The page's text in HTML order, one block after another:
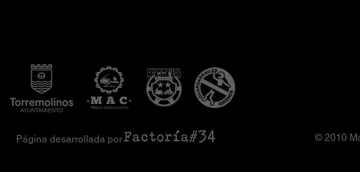
© 2010
Página desarrollada por